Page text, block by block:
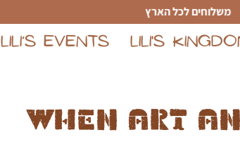
לכל הארץ
LILI'S
LILI’S EVENTS
When art